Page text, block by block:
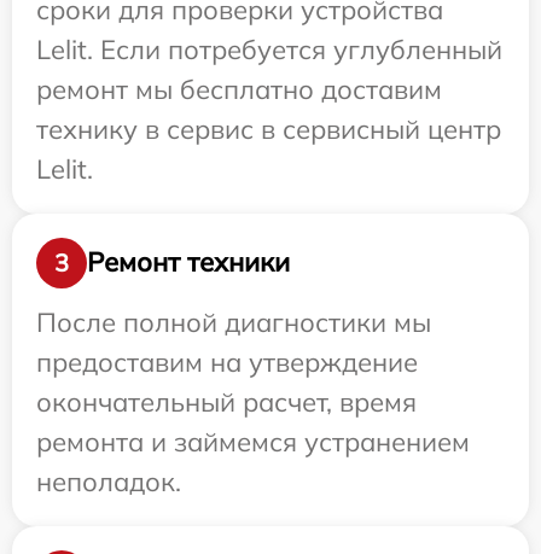
сроки для проверки устройства
Lelit. Если потребуется углубленный
ремонт мы бесплатно доставим
технику в сервис в сервисный центр
Lelit.
3
Ремонт техники
После полной диагностики мы
предоставим на утверждение
окончательный расчет, время
ремонта и займемся устранением
неполадок.